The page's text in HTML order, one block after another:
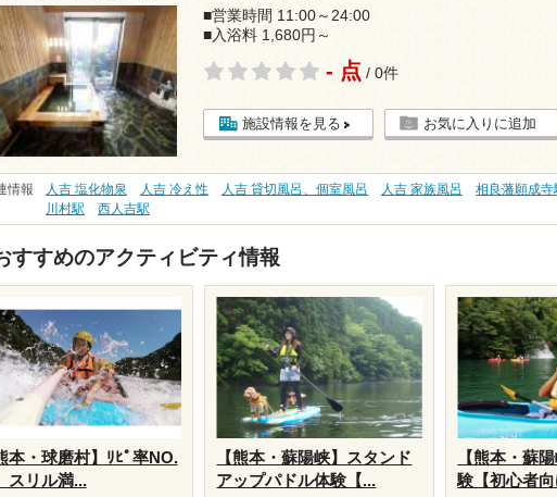
■営業時間 11:00～24:00
■入浴料 1,680円～
- 点 / 0件
施設情報を見る お気に入りに追加
情報 人吉 塩化物泉 人吉 冷え性 人吉 貸切風呂、個室風呂 人吉 家族風呂 相良藩願成寺
川村駅
西人吉駅
すすめのアクティビティ情報
本・球磨村】ﾘﾋﾟ率NO.
リル満...
【熊本・蘇陽峡】スタンド
アップパドル体験【...
【熊本・蘇
験【初心者向